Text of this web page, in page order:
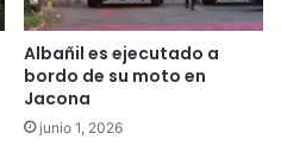
Albañil es ejecutado a
bordo de su moto en
Jacona
junio 1, 2026